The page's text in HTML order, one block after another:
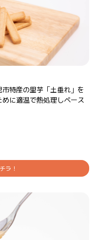
特産の里芋「土垂れ」を
に適温で熱処理しペース
ラ！